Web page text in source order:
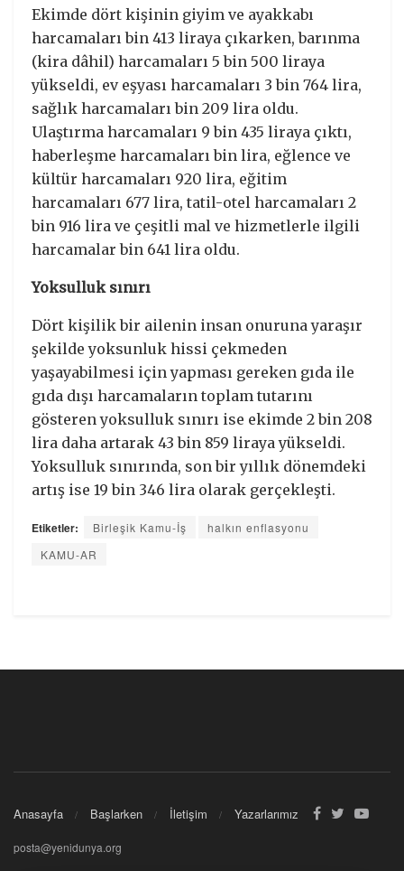
Ekimde dört kişinin giyim ve ayakkabı
harcamaları bin 413 liraya çıkarken, barınma
(kira dâhil) harcamaları 5 bin 500 liraya
yükseldi, ev eşyası harcamaları 3 bin 764 lira,
sağlık harcamaları bin 209 lira oldu.
Ulaştırma harcamaları 9 bin 435 liraya çıktı,
haberleşme harcamaları bin lira, eğlence ve
kültür harcamaları 920 lira, eğitim
harcamaları 677 lira, tatil-otel harcamaları 2
bin 916 lira ve çeşitli mal ve hizmetlerle ilgili
harcamalar bin 641 lira oldu.
Yoksulluk sınırı
Dört kişilik bir ailenin insan onuruna yaraşır
şekilde yoksunluk hissi çekmeden
yaşayabilmesi için yapması gereken gıda ile
gıda dışı harcamaların toplam tutarını
gösteren yoksulluk sınırı ise ekimde 2 bin 208
lira daha artarak 43 bin 859 liraya yükseldi.
Yoksulluk sınırında, son bir yıllık dönemdeki
artış ise 19 bin 346 lira olarak gerçekleşti.
Etiketler: Birleşik Kamu-İş
halkın enflasyonu
KAMU-AR
Anasayfa Başlarken İletişim Yazarlarımız
posta@yenidunya.org